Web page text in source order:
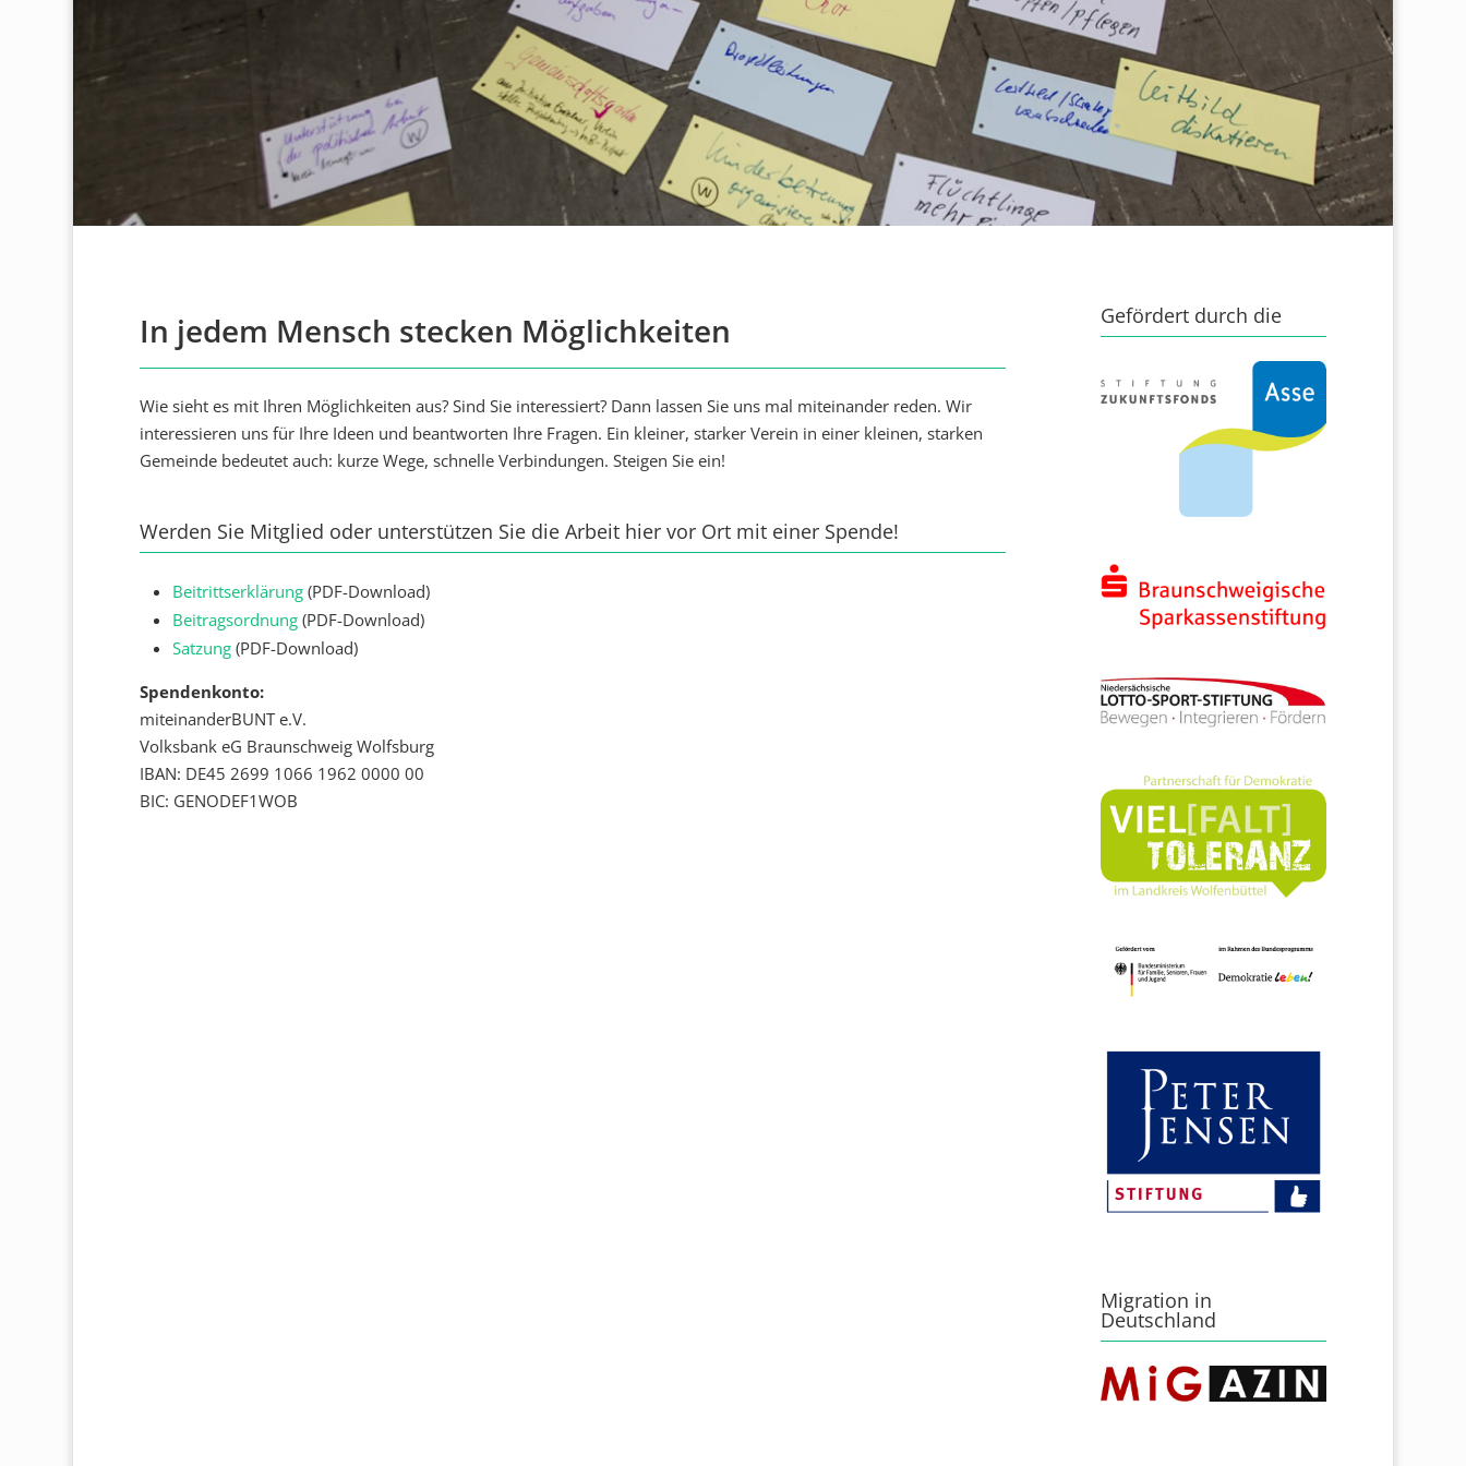
In jedem Mensch stecken Möglichkeiten
Wie sieht es mit Ihren Möglichkeiten aus? Sind Sie interessiert? Dann lassen Sie uns mal miteinander reden. Wir
interessieren uns für Ihre Ideen und beantworten Ihre Fragen. Ein kleiner, starker Verein in einer kleinen, starken
Gemeinde bedeutet auch: kurze Wege, schnelle Verbindungen. Steigen Sie ein!
Werden Sie Mitglied oder unterstützen Sie die Arbeit hier vor Ort mit einer Spende!
Beitrittserklärung(PDF-Download)
Beitragsordnung(PDF-Download)
Satzung(PDF-Download)
Spendenkonto:
miteinanderBUNT e.V.
Volksbank eG Braunschweig Wolfsburg
IBAN: DE45 2699 1066 1962 0000 00
BIC: GENODEF1WOB
Gefördert durch die
Migration in
Deutschland